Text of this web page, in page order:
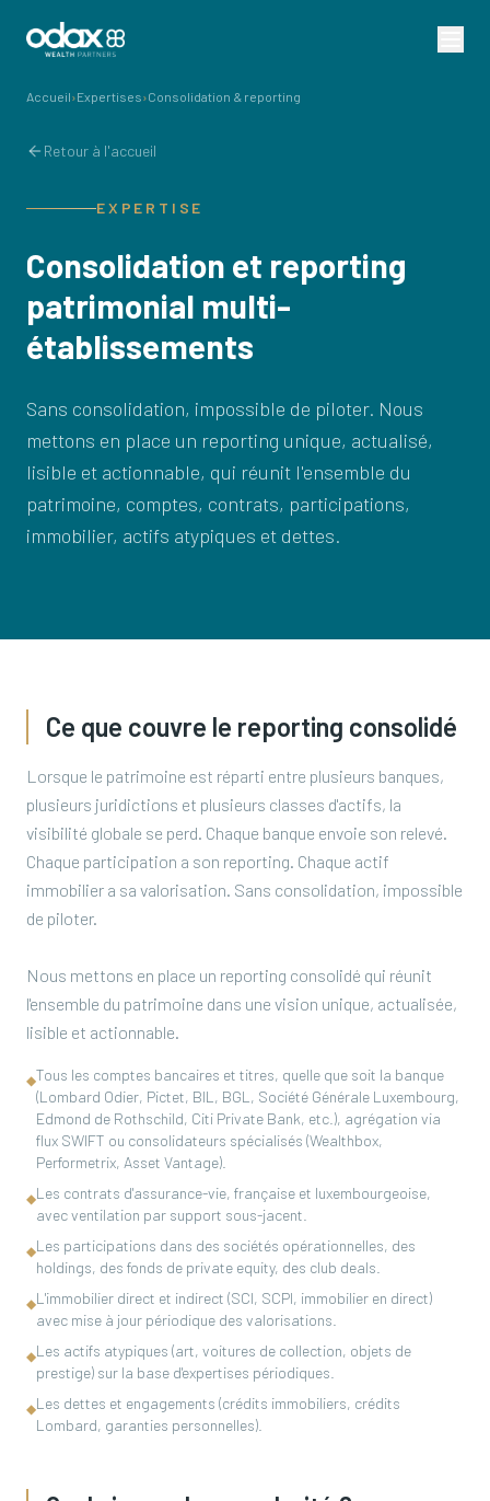
Accueil›Expertises›Consolidation & reporting
Retour à l'accueil
EXPERTISE
Consolidation et reporting
patrimonial multi-
établissements
Sans consolidation, impossible de piloter. Nous
mettons en place un reporting unique, actualisé,
lisible et actionnable, qui réunit l'ensemble du
patrimoine, comptes, contrats, participations,
immobilier, actifs atypiques et dettes.
Ce que couvre le reporting consolidé
Lorsque le patrimoine est réparti entre plusieurs banques,
plusieurs juridictions et plusieurs classes d'actifs, la
visibilité globale se perd. Chaque banque envoie son relevé.
Chaque participation a son reporting. Chaque actif
immobilier a sa valorisation. Sans consolidation, impossible
de piloter.
Nous mettons en place un reporting consolidé qui réunit
l'ensemble du patrimoine dans une vision unique, actualisée,
lisible et actionnable.
◆Tous les comptes bancaires et titres, quelle que soit la banque
(Lombard Odier, Pictet, BIL, BGL, Société Générale Luxembourg,
Edmond de Rothschild, Citi Private Bank, etc.), agrégation via
flux SWIFT ou consolidateurs spécialisés (Wealthbox,
Performetrix, Asset Vantage).
◆Les contrats d'assurance-vie, française et luxembourgeoise,
avec ventilation par support sous-jacent.
◆Les participations dans des sociétés opérationnelles, des
holdings, des fonds de private equity, des club deals.
◆L'immobilier direct et indirect (SCI, SCPI, immobilier en direct)
avec mise à jour périodique des valorisations.
◆Les actifs atypiques (art, voitures de collection, objets de
prestige) sur la base d'expertises périodiques.
◆Les dettes et engagements (crédits immobiliers, crédits
Lombard, garanties personnelles).